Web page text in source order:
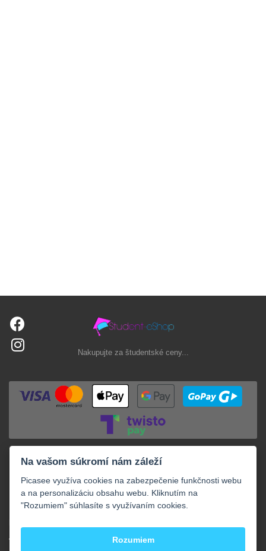
Nakupujte za študentské ceny...
VAŠE OBJEDNÁVKY
Na vašom súkromí nám záleží
Picasee využíva cookies na zabezpečenie funkčnosti webu
a na personalizáciu obsahu webu. Kliknutím na
"Rozumiem" súhlasíte s využívaním cookies.
Rozumiem